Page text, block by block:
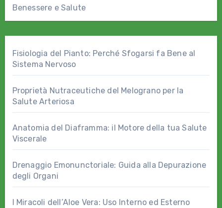
Benessere e Salute
Fisiologia del Pianto: Perché Sfogarsi fa Bene al
Sistema Nervoso
Proprietà Nutraceutiche del Melograno per la
Salute Arteriosa
Anatomia del Diaframma: il Motore della tua Salute
Viscerale
Drenaggio Emonunctoriale: Guida alla Depurazione
degli Organi
I Miracoli dell’Aloe Vera: Uso Interno ed Esterno